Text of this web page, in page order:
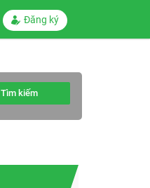
Đăng ký
Tìm kiếm